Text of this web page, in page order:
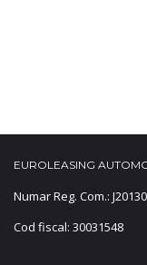
EUROLEASING
Numar Reg. Com.:
Cod fiscal: 30031548